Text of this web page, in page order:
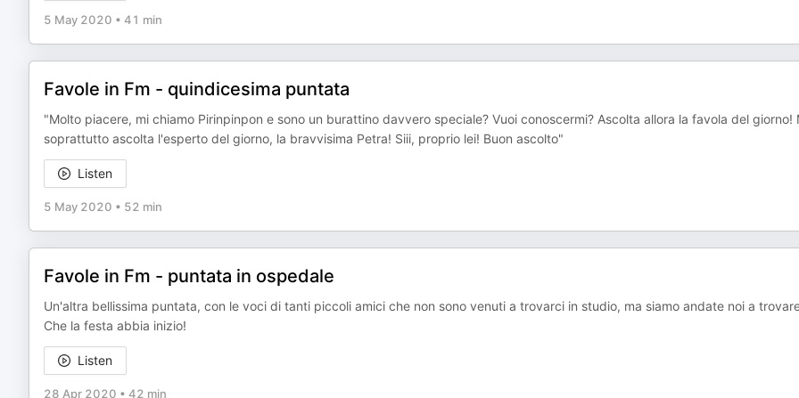
5 May 2020 • 41 min
Favole in Fm - quindicesima puntata
"Molto piacere, mi chiamo Pirinpinpon e sono un burattino davvero speciale? Vuoi conoscermi? Ascolta allora la favola del giorno!
soprattutto ascolta l'esperto del giorno, la bravvisima Petra! Siii, proprio lei! Buon ascolto"
Listen
5 May 2020 • 52 min
Favole in Fm - puntata in ospedale
Un'altra bellissima puntata, con le voci di tanti piccoli amici che non sono venuti a trovarci in studio, ma siamo andate noi a
Che la festa abbia inizio!
Listen
28 Apr 2020 • 42 min